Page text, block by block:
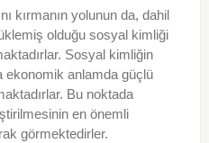
kırmanın yolunun da, dahil
olduğu sosyal kimliği
Sosyal kimliğin
ekonomik anlamda güçlü
Bu noktada
en önemli
görmektedirler.